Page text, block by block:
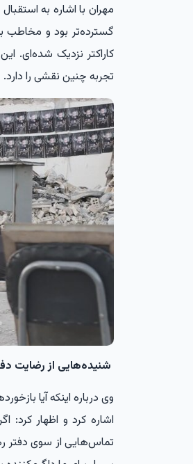
مهران با اشاره به
گسترده‌تر بود و مخاطب
کاراکتر نزدیک شده‌ای.
تجربه چنین نقشی را دارد.
شنیده‌هایی از رضایت
وی درباره اینکه آیا
اشاره کرد و اظهار کرد:
تماس‌هایی از سوی دفتر